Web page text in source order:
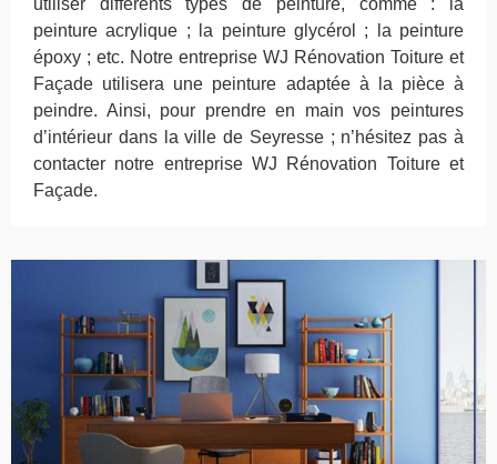
utiliser différents types de peinture, comme : la
peinture acrylique ; la peinture glycérol ; la peinture
époxy ; etc. Notre entreprise WJ Rénovation Toiture et
Façade utilisera une peinture adaptée à la pièce à
peindre. Ainsi, pour prendre en main vos peintures
d’intérieur dans la ville de Seyresse ; n’hésitez pas à
contacter notre entreprise WJ Rénovation Toiture et
Façade.